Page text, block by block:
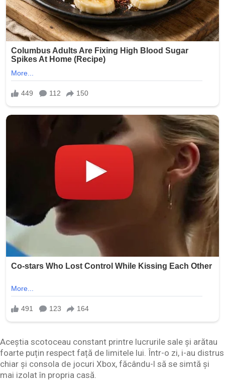
Aceștia scotoceau constant printre lucrurile sale și arătau
foarte puțin respect față de limitele lui. Într-o zi, i-au distrus
chiar și consola de jocuri Xbox, făcându-l să se simtă și
mai izolat în propria casă.